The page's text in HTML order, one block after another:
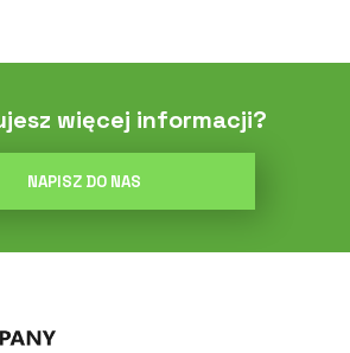
więcej informacji?
NAPISZ DO NAS